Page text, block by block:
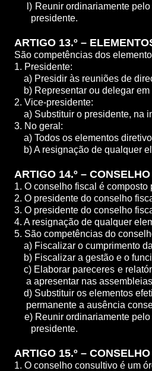
l) Reunir ordinariamente pelo
presidente.
ARTIGO 13.º –
São competências dos
1. Presidente:
a) Presidir às reuniões de
b) Representar ou delegar em
2. Vice-presidente:
a) Substituir o presidente, na
3. No geral:
a) Todos os elementos
b) A resignação de qualquer
ARTIGO 14.º –
1. O conselho fiscal é
2. O presidente do conselho
3. O presidente do conselho
4. A resignação de qualquer
5. São competências do
a) Fiscalizar o cumprimento
b) Fiscalizar a gestão e o
c) Elaborar pareceres e
a apresentar nas
d) Substituir os elementos
permanente a ausência
e) Reunir ordinariamente
presidente.
ARTIGO 15.º –
1. O conselho consultivo é